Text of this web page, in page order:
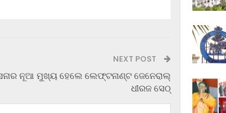
NEXT POST
ନୂଆ ମୁଖ୍ୟ ହେଲେ ଲେଫ୍ଟନାଣ୍ଟ ଜେନେରାଲ୍
ଧୀରଜ ସେଠ୍